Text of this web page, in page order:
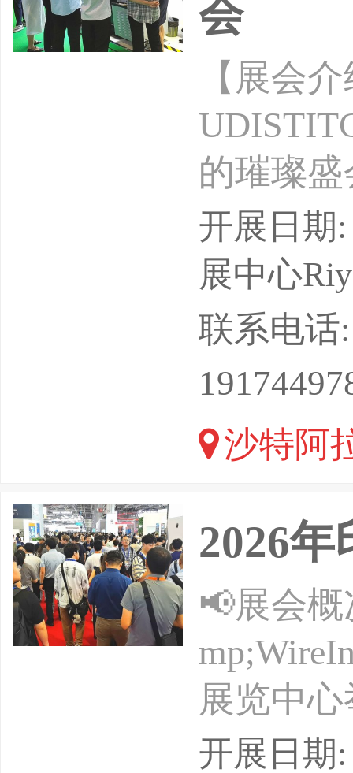
会
【展会
的璀璨
装服饰
会自举
业纺织
的空缺
为当地
作、开
开展日期
展中心
联系电话
沙特阿
2026
📢展会概
展览中
打造，
开展日期